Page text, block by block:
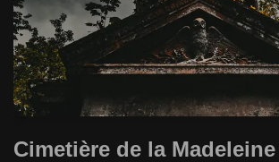
Cimetière de la Madeleine